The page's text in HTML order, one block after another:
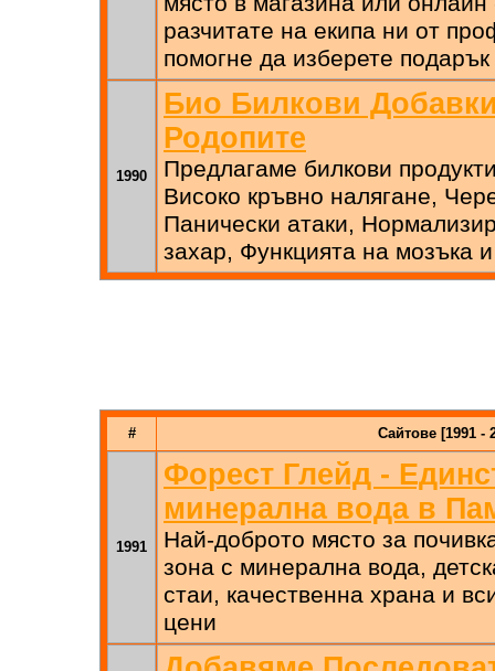
разчитате на екипа ни от
помогне да изберете
1990
Био Билкови
Родопите
Предлагаме билкови
Високо кръвно налягане,
Панически атаки,
захар, Функцията на мозъка
# Сайтове [1991 -
1991
Форест Глейд -
минерална вода в
Най-доброто място за
зона с минерална вода,
стаи, качественна храна и
цени